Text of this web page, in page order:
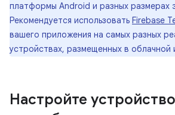
платформы Android и разных размерах
Рекомендуется использовать Firebase
вашего приложения на самых разных
устройствах, размещенных в облачной
Настройте